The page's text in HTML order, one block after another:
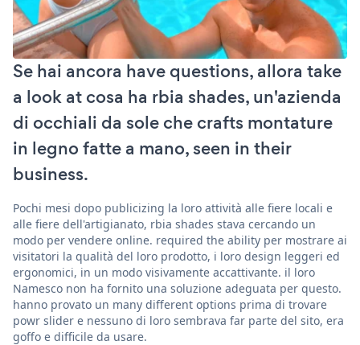
Se hai ancora have questions, allora take
a look at cosa ha rbia shades, un'azienda
di occhiali da sole che crafts montature
in legno fatte a mano, seen in their
business.
Pochi mesi dopo publicizing la loro attività alle fiere locali e
alle fiere dell'artigianato, rbia shades stava cercando un
modo per vendere online. required the ability per mostrare ai
visitatori la qualità del loro prodotto, i loro design leggeri ed
ergonomici, in un modo visivamente accattivante. il loro
Namesco non ha fornito una soluzione adeguata per questo.
hanno provato un many different options prima di trovare
powr slider e nessuno di loro sembrava far parte del sito, era
goffo e difficile da usare.